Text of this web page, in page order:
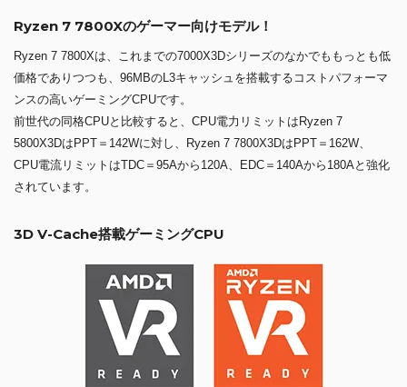
Ryzen 7 7800Xのゲーマー向けモデル！
Ryzen 7 7800Xは、これまでの7000X3Dシリーズのなかでももっとも低
価格でありつつも、96MBのL3キャッシュを搭載するコストパフォーマ
ンスの高いゲーミングCPUです。
前世代の同格CPUと比較すると、CPU電力リミットはRyzen 7
5800X3DはPPT＝142Wに対し、Ryzen 7 7800X3DはPPT＝162W、
CPU電流リミットはTDC＝95Aから120A、EDC＝140Aから180Aと強化
されています。
3D V-Cache搭載ゲーミングCPU